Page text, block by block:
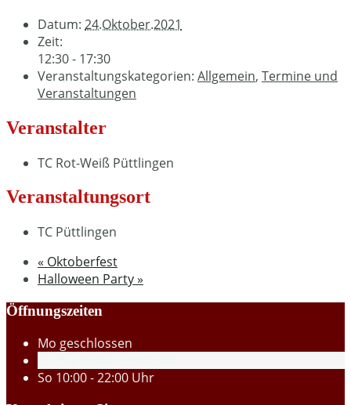
Datum: 24.Oktober.2021
Zeit:
12:30 - 17:30
Veranstaltungskategorien: Allgemein, Termine und
Veranstaltungen
Veranstalter
TC Rot-Weiß Püttlingen
Veranstaltungsort
TC Püttlingen
« Oktoberfest
Halloween Party»
Öffnungszeiten
Mo geschlossen
So 10:00 - 22:00 Uhr